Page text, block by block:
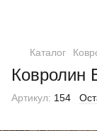
Каталог
Ковролин
Артикул: 154